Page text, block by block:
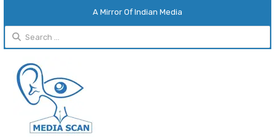
A Mirror Of Indian Media
Search
for: